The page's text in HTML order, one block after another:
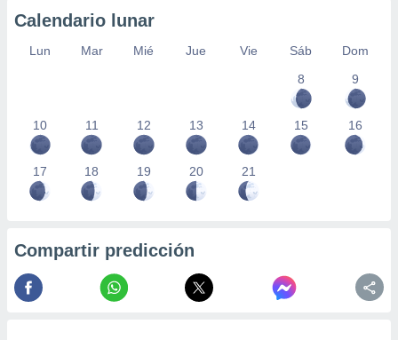
Calendario lunar
Lun Mar Mié Jue Vie Sáb
Dom
8
9
10 11 12 13 14 15 16
17 18 19 20 21
Compartir predicción